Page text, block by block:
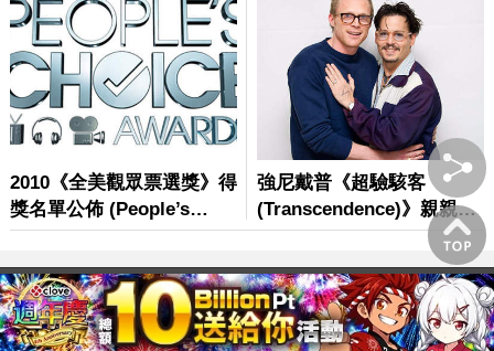
© 卡卡洛普 www.gamme.com.tw | 網站地圖
重要聲明：本網站為提供內容及檔案上載之平台，內容發佈者請確